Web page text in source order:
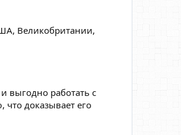
Великобритании,
выгодно работать с
что доказывает его